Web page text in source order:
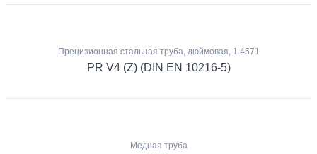
Прецизионная стальная труба, дюймовая, 1.4571
PR V4 (Z) (DIN EN 10216-5)
Медная труба